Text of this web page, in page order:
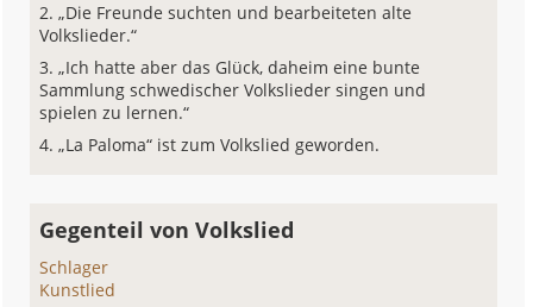
„Die Freunde suchten und bearbeiteten alte
Volkslieder.“
„Ich hatte aber das Glück, daheim eine bunte
Sammlung schwedischer Volkslieder singen und
spielen zu lernen.“
„La Paloma“ ist zum Volkslied geworden.
Gegenteil von Volkslied
Schlager
Kunstlied